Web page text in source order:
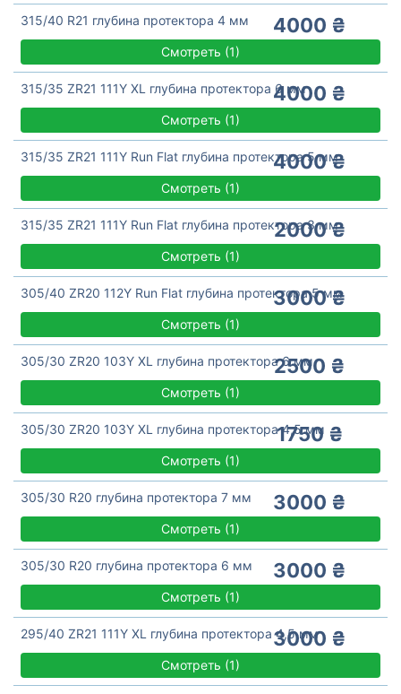
315/40 R21 глубина протектора 4 мм 4000 ₴
Смотреть (1)
315/35 ZR21 111Y XL глубина протектора 6 мм4000 ₴
Смотреть (1)
315/35 ZR21 111Y Run Flat глубина протектора 5 мм
4000 ₴
Смотреть (1)
315/35 ZR21 111Y Run Flat глубина протектора 3 мм
2000 ₴
Смотреть (1)
305/40 ZR20 112Y Run Flat глубина протектора 5 мм
3000 ₴
Смотреть (1)
305/30 ZR20 103Y XL глубина протектора 6 мм
2500 ₴
Смотреть (1)
305/30 ZR20 103Y XL глубина протектора 4,5 мм
1750 ₴
Смотреть (1)
305/30 R20 глубина протектора 7 мм 3000 ₴
Смотреть (1)
305/30 R20 глубина протектора 6 мм 3000 ₴
Смотреть (1)
295/40 ZR21 111Y XL глубина протектора 4,5 мм
3000 ₴
Смотреть (1)